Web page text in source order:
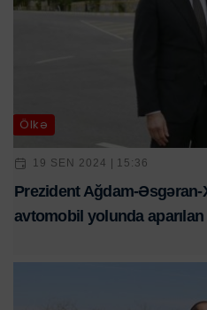
Ölkə
19 SEN 2024 | 15:36
Prezident Ağdam-Əsgəran-
avtomobil yolunda